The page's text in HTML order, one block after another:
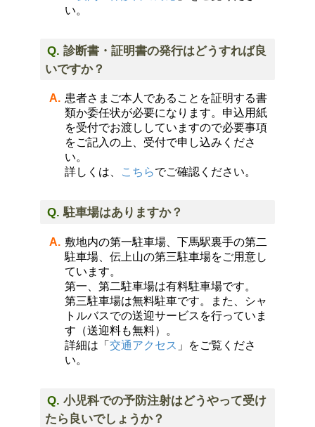
い。
診断書・証明書の発行はどうすれば良
いですか？
患者さまご本人であることを証明する書
類か委任状が必要になります。申込用紙
を受付でお渡ししていますので必要事項
をご記入の上、受付で申し込みくださ
い。
詳しくは、
こちらでご確認ください。
駐車場はありますか？
敷地内の第一駐車場、下馬駅裏手の第二
駐車場、伝上山の第三駐車場をご用意し
ています。
第一、第二駐車場は有料駐車場です。
第三駐車場は無料駐車です。また、シャ
トルバスでの送迎サービスを行っていま
す（送迎料も無料）。
詳細は「 交通アクセス 」をご覧くださ
い。
小児科での予防注射はどうやって受け
たら良いでしょうか？